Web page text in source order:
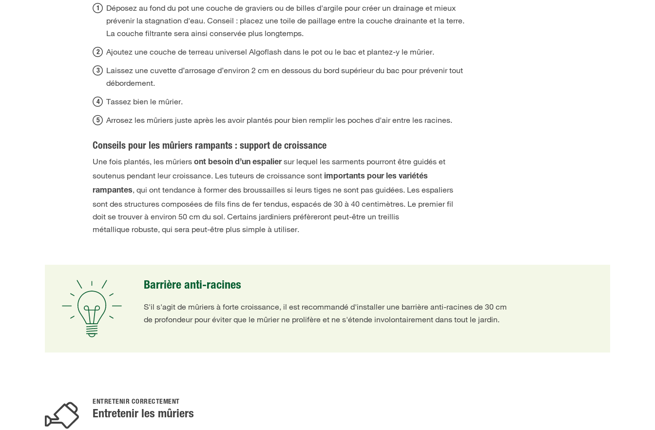
Déposez au fond du pot une couche de graviers ou de billes d'argile pour créer un drainage et mieux
prévenir la stagnation d'eau. Conseil : placez une toile de paillage entre la couche drainante et la terre.
La couche filtrante sera ainsi conservée plus longtemps.
Ajoutez une couche de terreau universel Algoflash dans le pot ou le bac et plantez-y le mûrier.
Laissez une cuvette d’arrosage d’environ 2 cm en dessous du bord supérieur du bac pour prévenir tout
débordement.
Tassez bien le mûrier.
Arrosez les mûriers juste après les avoir plantés pour bien remplir les poches d'air entre les racines.
Conseils pour les mûriers rampants : support de croissance
Une fois plantés, les mûriersont besoin d’un espaliersur lequel les sarments pourront être guidés et
soutenus pendant leur croissance. Les tuteurs de croissance sont importants pour les variétés
rampantes, qui ont tendance à former des broussailles si leurs tiges ne sont pas guidées. Les espaliers
sont des structures composées de fils fins de fer tendus, espacés de 30 à 40 centimètres. Le premier fil
doit se trouver à environ 50 cm du sol. Certains jardiniers préfèreront peut-être un treillis
métallique robuste, qui sera peut-être plus simple à utiliser.
Barrière anti-racines
S'il s'agit de mûriers à forte croissance, il est recommandé d'installer une barrière anti-racines de 30 cm
de profondeur pour éviter que le mûrier ne prolifère et ne s'étende involontairement dans tout le jardin.
ENTRETENIR CORRECTEMENT
Entretenir les mûriers